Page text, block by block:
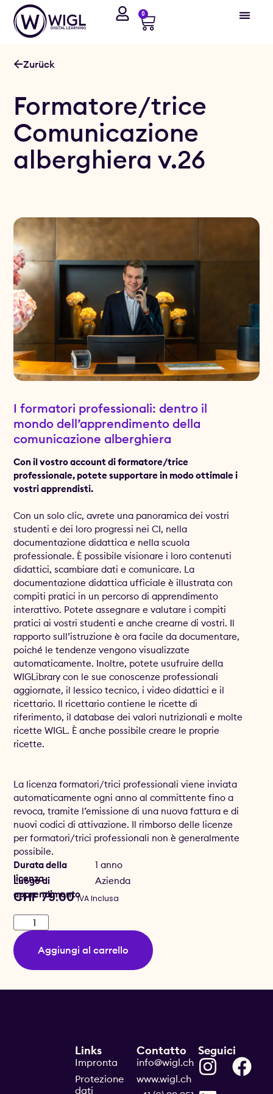
0
Zurück
Formatore/trice
Comunicazione
alberghiera v.26
I formatori professionali: dentro il
mondo dell’apprendimento della
comunicazione alberghiera
Con il vostro account di formatore/trice
professionale, potete supportare in modo ottimale i
vostri apprendisti.
Con un solo clic, avrete una panoramica dei vostri
studenti e dei loro progressi nei CI, nella
documentazione didattica e nella scuola
professionale. È possibile visionare i loro contenuti
didattici, scambiare dati e comunicare. La
documentazione didattica ufficiale è illustrata con
compiti pratici in un percorso di apprendimento
interattivo. Potete assegnare e valutare i compiti
pratici ai vostri studenti e anche crearne di vostri. Il
rapporto sull’istruzione è ora facile da documentare,
poiché le tendenze vengono visualizzate
automaticamente. Inoltre, potete usufruire della
WIGLibrary con le sue conoscenze professionali
aggiornate, il lessico tecnico, i video didattici e il
ricettario. Il ricettario contiene le ricette di
riferimento, il database dei valori nutrizionali e molte
ricette WIGL. È anche possibile creare le proprie
ricette.
La licenza formatori/trici professionali viene inviata
automaticamente ogni anno al committente fino a
revoca, tramite l’emissione di una nuova fattura e di
nuovi codici di attivazione. Il rimborso delle licenze
per formatori/trici professionali non è generalmente
possibile.
Durata della
licenza
1 anno
Luogo di
apprendimento
Azienda
CHF79.00 IVA Inclusa
Aggiungi al carrello
Contatto
info@wigl.ch
www.wigl.ch
Links
Impronta
Protezione
dati
Seguici